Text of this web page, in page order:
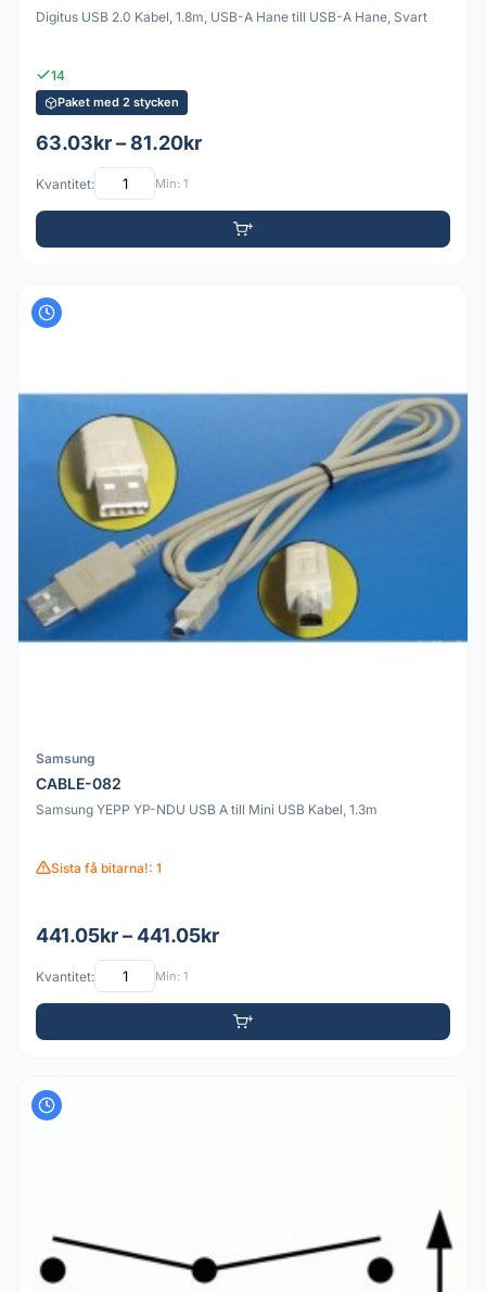
Digitus USB 2.0 Kabel, 1.8m, USB-A Hane till USB-A Hane, Svart
14
Paket med 2 stycken
63.03kr – 81.20kr
Kvantitet: Min: 1
Samsung
CABLE-082
Samsung YEPP YP-NDU USB A till Mini USB Kabel, 1.3m
Sista få bitarna!: 1
441.05kr – 441.05kr
Kvantitet: Min: 1